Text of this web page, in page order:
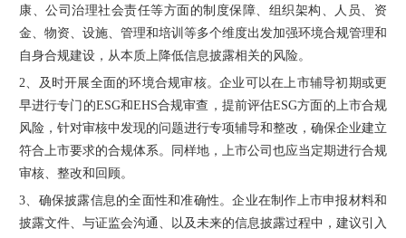
康、公司治理社会责任等方面的制度保障、组织架构、人员、资
金、物资、设施、管理和培训等多个维度出发加强环境合规管理和
自身合规建设，从本质上降低信息披露相关的风险。
2、 及时开展全面的环境合规审核。企业可以在上市辅导初期或更
早进行专门的ESG和EHS合规审查，提前评估ESG方面的上市合规
风险，针对审核中发现的问题进行专项辅导和整改，确保企业建立
符合上市要求的合规体系。同样地，上市公司也应当定期进行合规
审核、整改和回顾。
3、 确保披露信息的全面性和准确性。企业在制作上市申报材料和
披露文件、与证监会沟通、以及未来的信息披露过程中，建议引入